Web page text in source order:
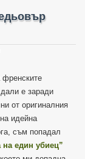
е заради
от оригиналния
идейна
съм попадал
на един убиец”